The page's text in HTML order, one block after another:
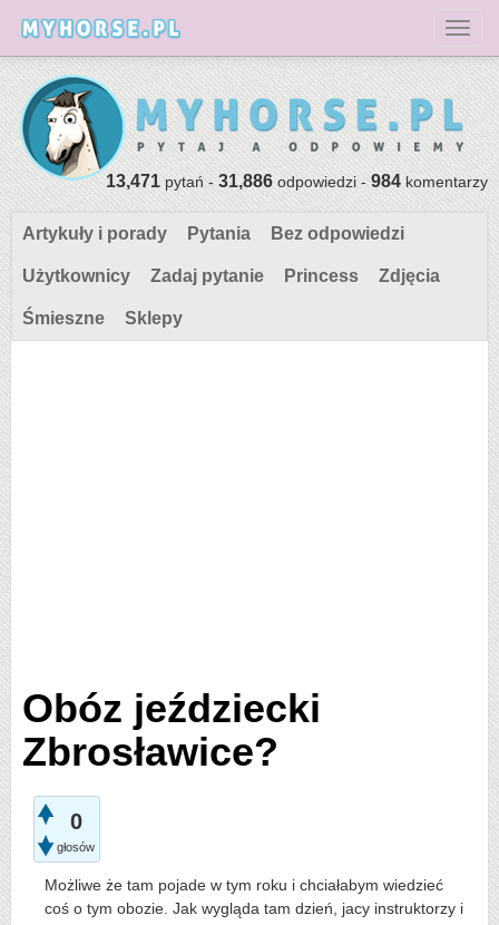
13,471pytań -31,886odpowiedzi -984komentarzy
Artykuły i porady Pytania Bez odpowiedzi
Użytkownicy Zadaj pytanie Princess Zdjęcia
Śmieszne Sklepy
Obóz jeździecki
Zbrosławice?
0
głosów
Możliwe że tam pojade w tym roku i chciałabym wiedzieć
coś o tym obozie. Jak wygląda tam dzień, jacy instruktorzy i